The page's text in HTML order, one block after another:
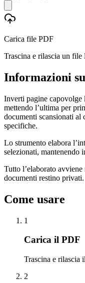
Carica file PDF
Trascina e rilascia un
Informazioni
Inverti pagine capovolge
mettendo l’ultima per
documenti scansionati al
specifiche.
Lo strumento elabora
selezionati, mantenendo
Tutto l’elaborato
documenti restino privati.
Come usare
1
Carica il PDF
Trascina e rilascia
2